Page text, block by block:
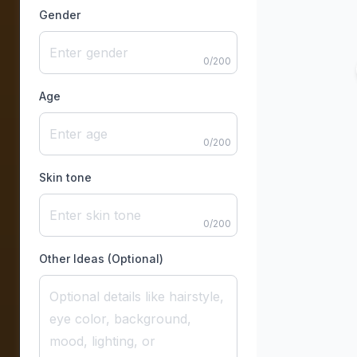
Gender
0/200
Age
0/200
Skin tone
0/200
Other Ideas (Optional)